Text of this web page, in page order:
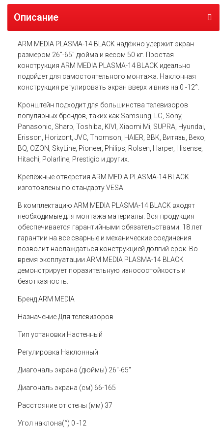
Описание
ARM MEDIA PLASMA-14 BLACK надёжно удержит экран
размером 26"-65" дюйма и весом 50 кг. Простая
конструкция ARM MEDIA PLASMA-14 BLACK идеально
подойдет для самостоятельного монтажа. Наклонная
конструкция регулировать экран вверх и вниз на 0 -12°.
Кронштейн подходит для большинства телевизоров
популярных брендов, таких как Samsung, LG, Sony,
Panasonic, Sharp, Toshiba, KIVI, Xiaomi Mi, SUPRA, Hyundai,
Erisson, Horizont, JVC, Thomson, HAIER, BBK, Витязь, Веко,
BQ, OZON, SkyLine, Pioneer, Philips, Rolsen, Harper, Hisense,
Hitachi, Polarline, Prestigio и других.
Крепёжные отверстия ARM MEDIA PLASMA-14 BLACK
изготовлены по стандарту VESA.
В комплектацию ARM MEDIA PLASMA-14 BLACK входят
необходимые для монтажа материалы. Вся продукция
обеспечивается гарантийными обязательствами. 18 лет
гарантии на все сварные и механические соединения
позволит наслаждаться конструкцией долгий срок. Во
время эксплуатации ARM MEDIA PLASMA-14 BLACK
демонстрирует поразительную износостойкость и
безотказность.
БрендARM MEDIA
Назначение Для телевизоров
Тип установки Настенный
Регулировка Наклонный
Диагональ экрана (дюймы) 26"-65"
Диагональ экрана (см) 66-165
Расстояние от стены (мм) 37
Угол наклона(°) 0 -12